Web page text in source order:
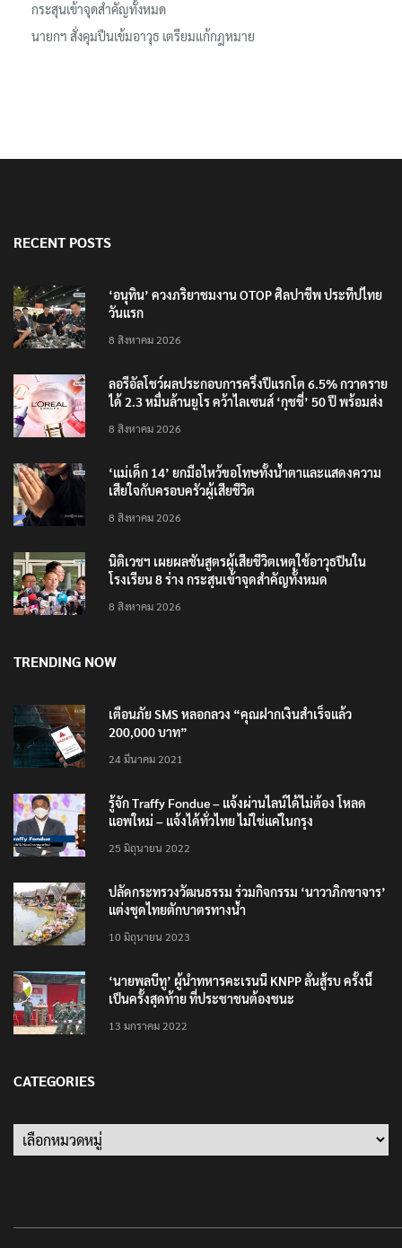
กระสุนเข้าจุดสำคัญทั้งหมด
นายกฯ สั่งคุมปืนเข้มอาวุธ เตรียมแก้กฎหมาย
RECENT POSTS
‘อนุทิน’ ควงภริยาชมงาน OTOP ศิลปาชีพ ประทีปไทย
วันแรก
8 สิงหาคม 2026
ลอรีอัลโชว์ผลประกอบการครึ่งปีแรกโต 6.5% กวาดราย
ได้ 2.3 หมื่นล้านยูโร คว้าไลเซนส์ ‘กุชชี่’ 50 ปี พร้อมส่ง
8 สิงหาคม 2026
‘แม่เด็ก 14’ ยกมือไหว้ขอโทษทั้งน้ำตาและแสดงความ
เสียใจกับครอบครัวผู้เสียชีวิต
8 สิงหาคม 2026
นิติเวชฯ เผยผลชันสูตรผู้เสียชีวิตเหตุใช้อาวุธปืนใน
โรงเรียน 8 ร่าง กระสุนเข้าจุดสำคัญทั้งหมด
8 สิงหาคม 2026
TRENDING NOW
เตือนภัย SMS หลอกลวง “คุณฝากเงินสำเร็จแล้ว
200,000 บาท”
24 มีนาคม 2021
รู้จัก Traffy Fondue – แจ้งผ่านไลน์ได้ไม่ต้อง โหลด
แอพใหม่ – แจ้งได้ทั่วไทย ไม่ใช่แค่ในกรุง
25 มิถุนายน 2022
ปลัดกระทรวงวัฒนธรรม ร่วมกิจกรรม ‘นาวาภิกขาจาร’
แต่งชุดไทยตักบาตรทางน้ำ
10 มิถุนายน 2023
‘นายพลบีทู’ ผู้นำทหารคะเรนนี KNPP ลั่นสู้รบ ครั้งนี้
เป็นครั้งสุดท้าย ที่ประชาชนต้องชนะ
13 มกราคม 2022
CATEGORIES
Categories